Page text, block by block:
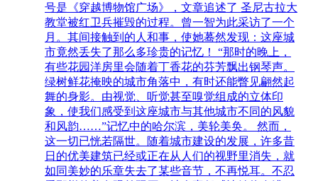
号是《穿越博物馆广场》，文章追述了 圣尼古拉大
教堂被红卫兵摧毁的过程。曾一智为此采访了一个
月。其间接触到的人和事，使她蓦然发现：这座城
市竟然丢失了那么多珍贵的记忆！ “那时的晚上，
有些花园洋房里会随着丁香花的芬芳飘出钢琴声。
绿树鲜花掩映的城市角落中，有时还能瞥见翩然起
舞的身影。由视觉、听觉甚至嗅觉组成的立体印
象，使我们感受到这座城市与其他城市不同的风貌
和风韵……”记忆中的哈尔滨，美轮美奂。 然而，
这一切已恍若隔世。随着城市建设的发展，许多昔
日的优美建筑已经或正在从人们的视野里消失，就
如同美妙的乐章失去了某些音节，不再悦耳。不忍